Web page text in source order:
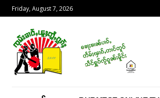
Friday, August 7, 2026